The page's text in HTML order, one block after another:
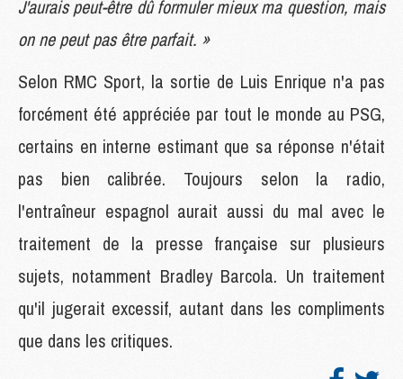
J'aurais peut-être dû formuler mieux ma question, mais
on ne peut pas être parfait. »
Selon RMC Sport, la sortie de Luis Enrique n'a pas
forcément été appréciée par tout le monde au PSG,
certains en interne estimant que sa réponse n'était
pas bien calibrée. Toujours selon la radio,
l'entraîneur espagnol aurait aussi du mal avec le
traitement de la presse française sur plusieurs
sujets, notamment Bradley Barcola. Un traitement
qu'il jugerait excessif, autant dans les compliments
que dans les critiques.